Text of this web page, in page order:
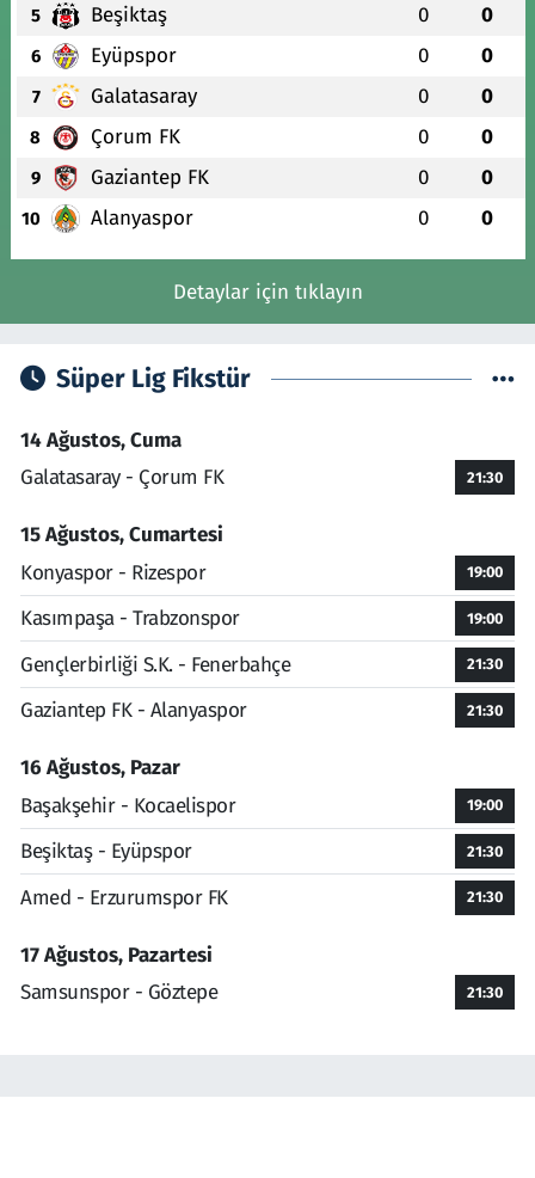
5 Beşiktaş 0 0
6 Eyüpspor 0 0
7 Galatasaray 0 0
8 Çorum FK 0 0
9 Gaziantep FK 0 0
10 Alanyaspor 0 0
Detaylar için tıklayın
Süper Lig Fikstür
14 Ağustos, Cuma
Galatasaray - Çorum FK
21:30
15 Ağustos, Cumartesi
Konyaspor - Rizespor
19:00
Kasımpaşa - Trabzonspor 19:00
Gençlerbirliği S.K. - Fenerbahçe 21:30
Gaziantep FK - Alanyaspor 21:30
16 Ağustos, Pazar
Başakşehir - Kocaelispor
19:00
Beşiktaş - Eyüpspor 21:30
Amed - Erzurumspor FK 21:30
17 Ağustos, Pazartesi
Samsunspor - Göztepe
21:30